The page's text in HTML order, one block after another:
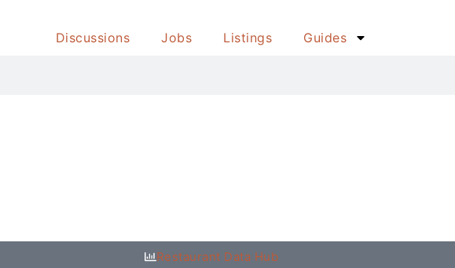
Discussions Jobs Listings Guides
Restaurant Data Hub